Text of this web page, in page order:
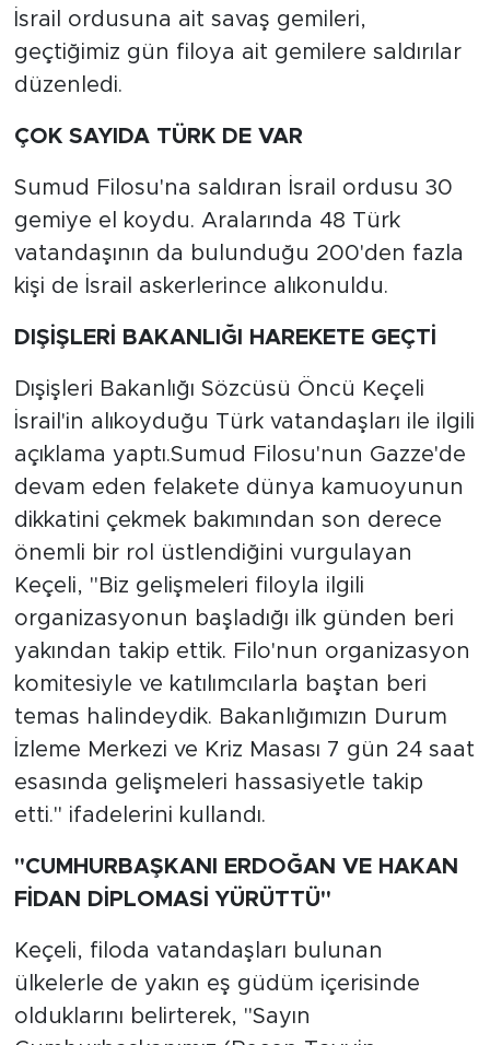
İsrail ordusuna ait savaş gemileri,
geçtiğimiz gün filoya ait gemilere saldırılar
düzenledi.
ÇOK SAYIDA TÜRK DE VAR
Sumud Filosu'na saldıran İsrail ordusu 30
gemiye el koydu. Aralarında 48 Türk
vatandaşının da bulunduğu 200'den fazla
kişi de İsrail askerlerince alıkonuldu.
DIŞİŞLERİ BAKANLIĞI HAREKETE GEÇTİ
Dışişleri Bakanlığı Sözcüsü Öncü Keçeli
İsrail'in alıkoyduğu Türk vatandaşları ile ilgili
açıklama yaptı.Sumud Filosu'nun Gazze'de
devam eden felakete dünya kamuoyunun
dikkatini çekmek bakımından son derece
önemli bir rol üstlendiğini vurgulayan
Keçeli, "Biz gelişmeleri filoyla ilgili
organizasyonun başladığı ilk günden beri
yakından takip ettik. Filo'nun organizasyon
komitesiyle ve katılımcılarla baştan beri
temas halindeydik. Bakanlığımızın Durum
İzleme Merkezi ve Kriz Masası 7 gün 24 saat
esasında gelişmeleri hassasiyetle takip
etti." ifadelerini kullandı.
"CUMHURBAŞKANI ERDOĞAN VE HAKAN
FİDAN DİPLOMASİ YÜRÜTTÜ"
Keçeli, filoda vatandaşları bulunan
ülkelerle de yakın eş güdüm içerisinde
olduklarını belirterek, "Sayın